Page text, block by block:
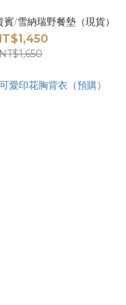
/雪納瑞野餐墊（現貨）